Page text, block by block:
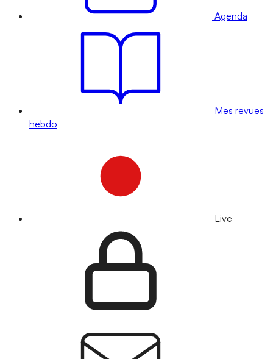
Agenda
Mes revues
hebdo
Live